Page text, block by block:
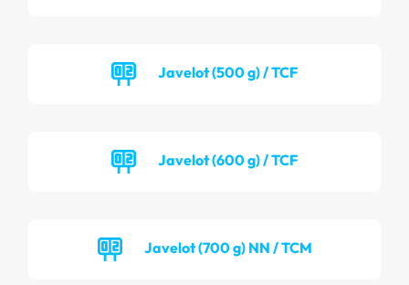
Javelot (500 g) / TCF
Javelot (600 g) / TCF
Javelot (700 g) NN / TCM